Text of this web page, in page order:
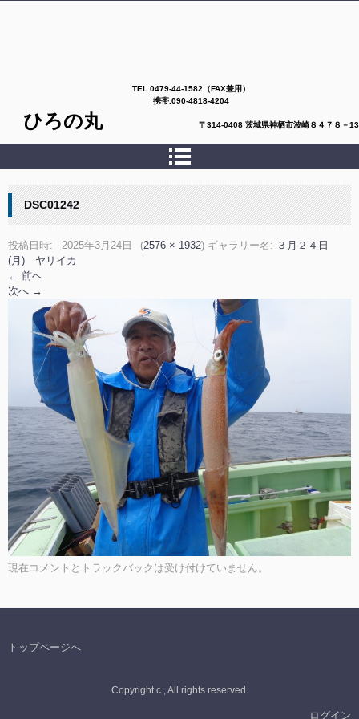
TEL. 0479-44-1582（FAX兼用）
携帯.090-4818-4204
ひろの丸〒314-0408 茨城県神栖市波崎８４７８－13
DSC01242
投稿日時: 2025年3月24日 (2576 × 1932) ギャラリー名: ３月２４日
(月) ヤリイカ
← 前へ
次へ →
現在コメントとトラックバックは受け付けていません。
トップページへ
Copyright c , All rights reserved.
ログイン